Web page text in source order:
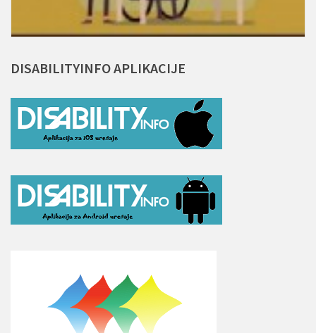
DISABILITYINFOAPLIKACIJE